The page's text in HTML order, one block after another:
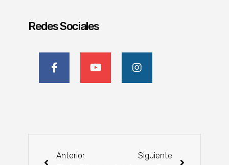
Redes Sociales
Anterior Siguiente